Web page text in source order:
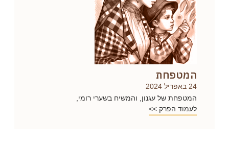
המטפחת
24 באפריל 2024
המטפחת של עגנון, והמשיח בשערי רומי,
לעמוד הפרק >>